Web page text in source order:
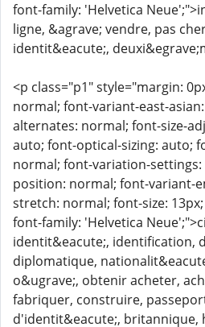
font-family: 'Helvetica
ligne, &agrave; vendre, pas
identit&eacute;,
<p class="p1" style="margin:
normal; font-variant-east-
alternates: normal; font-size-
auto; font-optical-sizing: auto;
normal; font-variation-
position: normal; font-variant-
stretch: normal; font-size:
font-family: 'Helvetica
identit&eacute;, identification,
diplomatique,
o&ugrave;, obtenir acheter,
fabriquer, construire,
d'identit&eacute;, britannique,